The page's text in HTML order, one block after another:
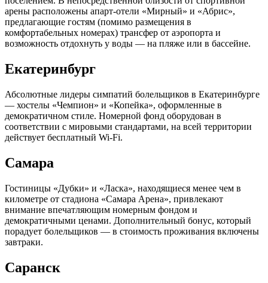
арены расположены апарт-отели «Мирный» и «Абрис»,
предлагающие гостям (помимо размещения в
комфортабельных номерах) трансфер от аэропорта и
возможность отдохнуть у воды — на пляже или в бассейне.
Екатеринбург
Абсолютные лидеры симпатий болельщиков в Екатеринбурге
— хостелы «Чемпион» и «Копейка», оформленные в
демократичном стиле. Номерной фонд оборудован в
соответствии с мировыми стандартами, на всей территории
действует бесплатный Wi-Fi.
Самара
Гостиницы «Дубки» и «Ласка», находящиеся менее чем в
километре от стадиона «Самара Арена», привлекают
внимание впечатляющим номерным фондом и
демократичными ценами. Дополнительный бонус, который
порадует болельщиков — в стоимость проживания включены
завтраки.
Саранск